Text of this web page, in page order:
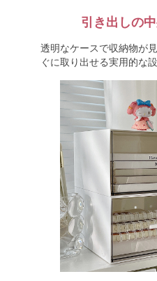
引き出しの
透明なケースで収納物が
ぐに取り出せる実用的な